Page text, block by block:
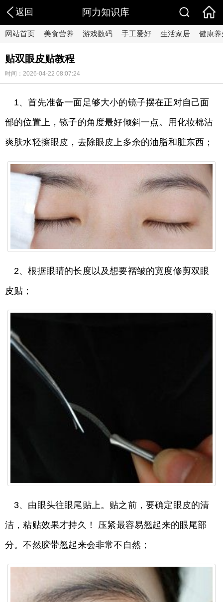
返回 阿力知识库
网站首页 美食营养 游戏数码 手工爱好 生活家居 健康养
贴双眼皮贴教程
时间：2026-04-22 08:07:24
1、首先准备一面足够大小的镜子摆在正对自己面
部的位置上，镜子的角度最好倾斜一点。用化妆棉沾
爽肤水轻擦眼皮，去除眼皮上多余的油脂和脏东西；
2、根据眼睛的长度以及想要褶皱的宽度修剪双眼
皮贴；
3、由眼头往眼尾贴上。贴之前，要确定眼皮的清
洁，粘贴效果才持久！ 压紧最容易翘起来的眼尾部
分。不然胶带翘起来会非常不自然；